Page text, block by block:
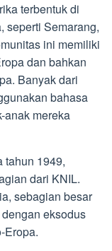
terbentuk di
seperti Semarang,
ini memiliki
dan bahkan
Banyak dari
bahasa
anak mereka
tahun 1949,
dari KNIL.
sebagian besar
eksodus
Eropa.